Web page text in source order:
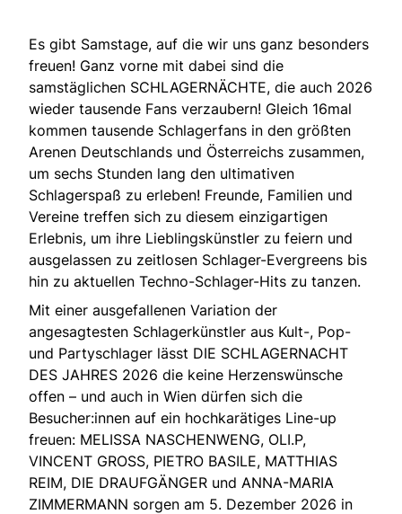
Es gibt Samstage, auf die wir uns ganz besonders
freuen! Ganz vorne mit dabei sind die
samstäglichen SCHLAGERNÄCHTE, die auch 2026
wieder tausende Fans verzaubern! Gleich 16mal
kommen tausende Schlagerfans in den größten
Arenen Deutschlands und Österreichs zusammen,
um sechs Stunden lang den ultimativen
Schlagerspaß zu erleben! Freunde, Familien und
Vereine treffen sich zu diesem einzigartigen
Erlebnis, um ihre Lieblingskünstler zu feiern und
ausgelassen zu zeitlosen Schlager-Evergreens bis
hin zu aktuellen Techno-Schlager-Hits zu tanzen.
Mit einer ausgefallenen Variation der
angesagtesten Schlagerkünstler aus Kult-, Pop-
und Partyschlager lässt DIE SCHLAGERNACHT
DES JAHRES 2026 die keine Herzenswünsche
offen – und auch in Wien dürfen sich die
Besucher:innen auf ein hochkarätiges Line-up
freuen: MELISSA NASCHENWENG, OLI.P,
VINCENT GROSS, PIETRO BASILE, MATTHIAS
REIM, DIE DRAUFGÄNGER und ANNA-MARIA
ZIMMERMANN sorgen am 5. Dezember 2026 in